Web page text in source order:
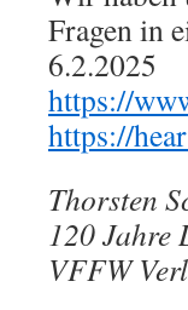
Fragen in
6.2.2025
https://
https://
Thorsten
120 Jahre
VFFW